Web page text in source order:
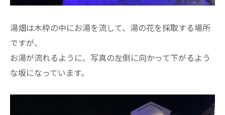
湯畑は木枠の中にお湯を流して、湯の花を採取する場所
ですが、
お湯が流れるように、写真の左側に向かって下がるよう
な坂になっています。